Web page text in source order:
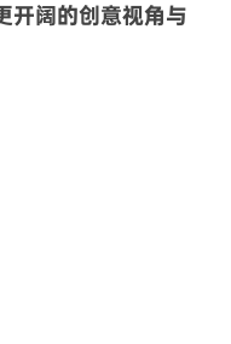
开阔的创意视角与